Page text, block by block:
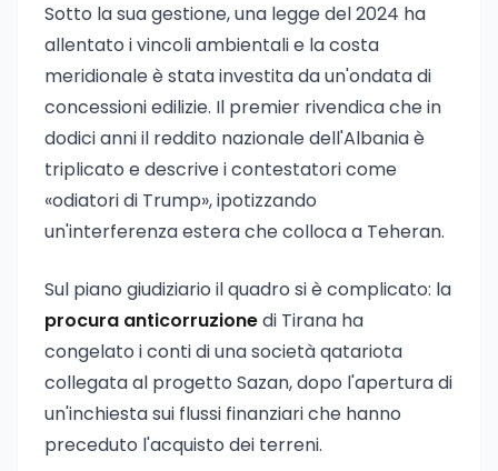
Sotto la sua gestione, una legge del 2024 ha
allentato i vincoli ambientali e la costa
meridionale è stata investita da un'ondata di
concessioni edilizie. Il premier rivendica che in
dodici anni il reddito nazionale dell'Albania è
triplicato e descrive i contestatori come
«odiatori di Trump», ipotizzando
un'interferenza estera che colloca a Teheran.
Sul piano giudiziario il quadro si è complicato: la
procura anticorruzionedi Tirana ha
congelato i conti di una società qatariota
collegata al progetto Sazan, dopo l'apertura di
un'inchiesta sui flussi finanziari che hanno
preceduto l'acquisto dei terreni.